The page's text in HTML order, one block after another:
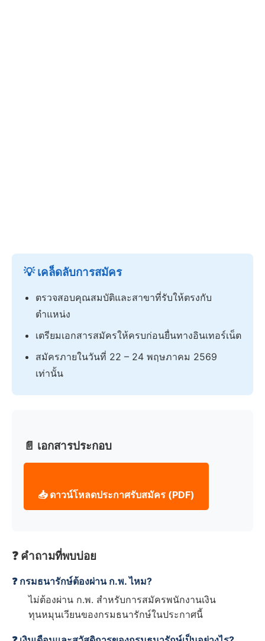
💡 เคล็ดลับการสมัคร
ตรวจสอบคุณสมบัติและสาขาที่รับให้ตรงกับ
ตำแหน่ง
เตรียมเอกสารสมัครให้ครบก่อนยื่นทางอินเทอร์เน็ต
สมัครภายในวันที่ 22 – 24 พฤษภาคม 2569
เท่านั้น
📄 เอกสารประกอบ
📥 ดาวน์โหลดประกาศรับสมัคร (PDF)
❓ คำถามที่พบบ่อย
❓ กรมธนารักษ์ต้องผ่าน ก.พ. ไหม?
ไม่ต้องผ่าน ก.พ. สำหรับการสมัครพนักงานเงิน
ทุนหมุนเวียนของกรมธนารักษ์ในประกาศนี้